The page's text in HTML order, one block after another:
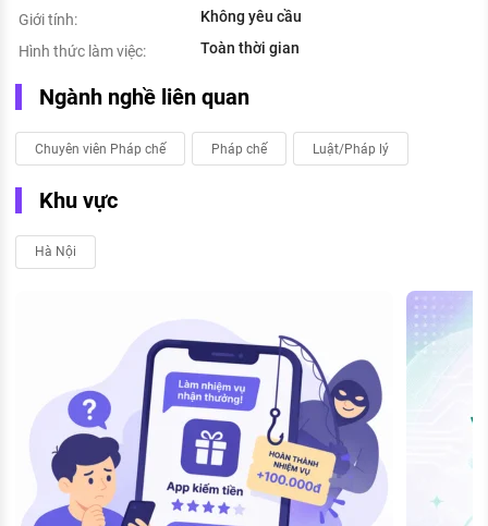
Giới tính:
Không yêu cầu
Hình thức làm việc:
Toàn thời gian
Ngành nghề liên quan
Chuyên viên Pháp chế Pháp chế Luật/Pháp lý
Khu vực
Hà Nội